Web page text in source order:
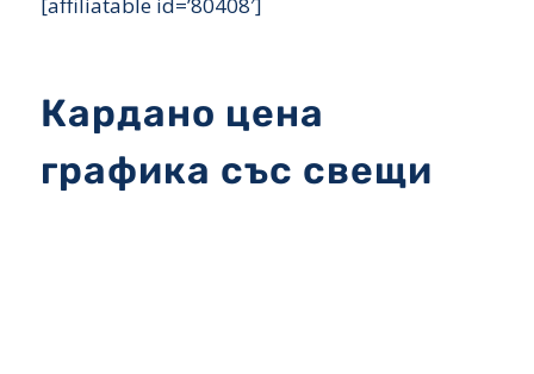
Кардано цена
графика със свещи